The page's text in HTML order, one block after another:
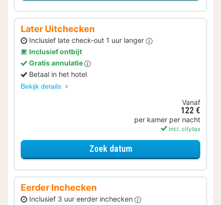
Later Uitchecken
Inclusief late check-out 1 uur langer
Inclusief ontbijt
Gratis annulatie
Betaal in het hotel
Bekijk details
Vanaf
122 €
per kamer per nacht
incl. citytax
Zoek datumvoor Later Uitchecken
Eerder Inchecken
Inclusief 3 uur eerder inchecken